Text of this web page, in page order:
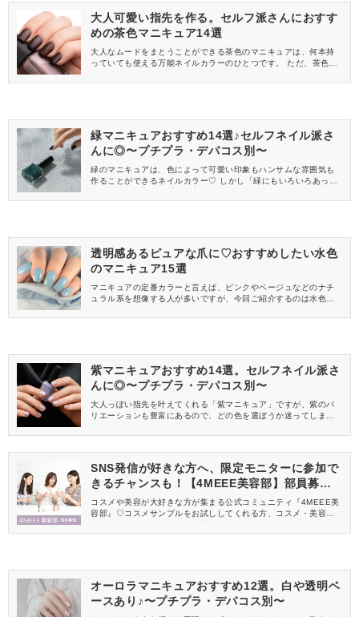
大人可愛い指先を作る。セルフ派さんにおすす
めの茶色マニキュア14選
大人なムードをまとうことができる茶色のマニキュアは、何本持
っていても使える万能ネイルカラーのひとつです。 ただ、茶色に
迷ってしまうこともありますよね。 そこで今回は、セルフネイル
緑マニキュアおすすめ14選♪セルフネイル派さ
んに◎〜プチプラ・デパコス別〜
緑のマニキュアは、色によって可愛い印象もハンサムな雰囲気も
作ることができるネイルカラー♡ しかし「緑にもいろいろあって
のではないでしょうか。 そこで今回は、おすすめの緑マニキュア
透明感あるピュアな爪に♡おすすめしたい水色
のマニキュア15選
マニキュアの定番カラーと言えば、ピンクやベージュなどのナチ
ュラル系を想像する人が多いですが、今回ご紹介するのは水色の
ケもばっちりなカラーなんですよ！プチプラからデパコスまでた
紫マニキュアおすすめ14選。セルフネイル派さ
んに◎〜プチプラ・デパコス別〜
大人っぽい指先を叶えてくれる「紫マニキュア」ですが、紫のバ
リエーションも豊富にあるので、どの色を選ぼうか迷ってしまう
番のネイルカラーでもあるので、いろいろ試したくなるところで
スに分けてご紹介するので、好みの色味を見つけてみてください♪
SNS発信が好きな方へ、限定モニターに参加で
きるチャンスも！【4MEEE美容部】部員募集
中
コスメや美容が大好きな方が集まる公式コミュニティ『4MEEE美
容部』♡コスメサンプルをお試ししてくれる方、コスメ・美容情報
オーロラマニキュアおすすめ12選。白や透明ベ
ースあり♪〜プチプラ・デパコス別〜